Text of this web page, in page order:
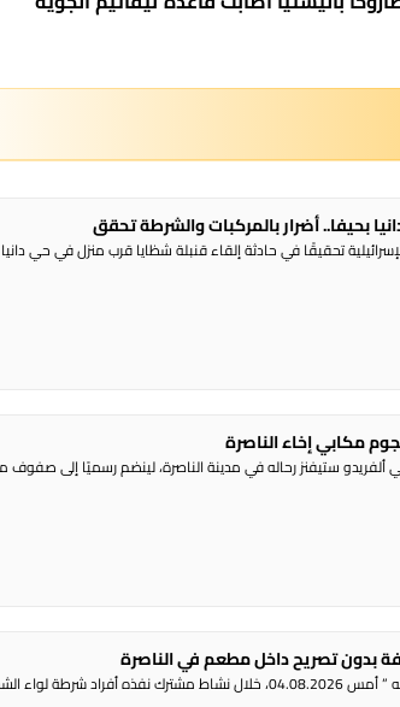
بحيفا.. أضرار بالمركبات والشرطة تحقق
تحقيقًا في حادثة إلقاء قنبلة شظايا قرب منزل في حي دانيا
مكابي إخاء الناصرة
ستيفنز رحاله في مدينة الناصرة، لينضم رسميًا إلى صفوف
تصريح داخل مطعم في الناصرة
راديو الناس – بث مباشر أعلنت الشرطة أنه ” أمس 04.08.2026، خلال نشاط مشترك نفذه أفراد شرطة